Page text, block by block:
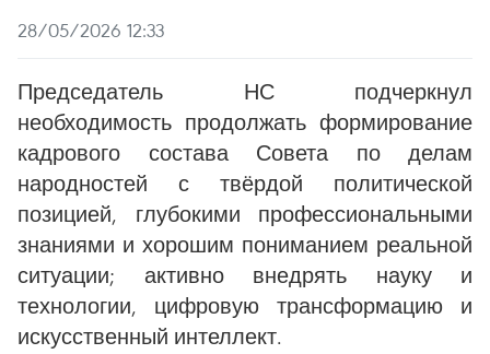
28/05/2026 12:33
Председатель НС подчеркнул
необходимость продолжать формирование
кадрового состава Совета по делам
народностей с твёрдой политической
позицией, глубокими профессиональными
знаниями и хорошим пониманием реальной
ситуации; активно внедрять науку и
технологии, цифровую трансформацию и
искусственный интеллект.